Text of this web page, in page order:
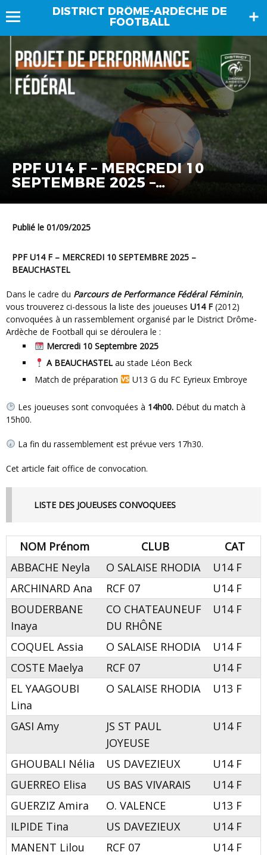
DISTRICT DRÔME-ARDÈCHE DE
FOOTBALL
PPF U14 F – MERCREDI 10
SEPTEMBRE 2025 –
Publié le 01/09/2025
PPF U14 F – MERCREDI 10 SEPTEMBRE 2025 –
BEAUCHASTEL
Dans le cadre du Parcours de Performance Fédéral Féminin,
vous trouverez ci-dessous la liste des joueuses U14 F (2012)
convoquées à un rassemblement organisé par le District Drôme-
Ardèche de Football qui se déroulera le :
Mercredi 10 Septembre 2025
A BEAUCHASTEL au stade Léon Beck
Match de préparation
U13 G du FC Eyrieux Embroye
Les joueuses sont convoquées à 14h00. Début du match à
15h00.
La fin du rassemblement est prévue vers 17h30.
Cet article fait office de convocation.
LISTE DES JOUEUSES CONVOQUEES
NOM Prénom CLUB
CAT
ABBACHE Neyla
O SALAISE RHODIA
U14 F
ARCHINARD Ana
RCF 07
U14 F
BOUDERBANE
Inaya
CO CHATEAUNEUF
DU RHÔNE
U14 F
COQUEL Assia O SALAISE RHODIA
U14 F
COSTE Maelya
RCF 07
U14 F
EL YAAGOUBI
Lina
O SALAISE RHODIA U13 F
GASI Amy
JS ST PAUL
JOYEUSE
U14 F
GHOUBALI Nélia US DAVEZIEUX
U14 F
GUERREO Elisa
US BAS VIVARAIS
U14 F
GUERZIZ Amira
O. VALENCE
U13 F
ILPIDE Tina
US DAVEZIEUX
U14 F
MANENT Lilou
RCF 07
U14 F